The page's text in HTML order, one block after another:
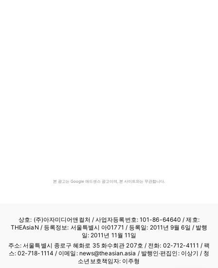
본 광고는 Google 애드센스 광고이며, 본 사이트와는 무관합니다.
상호: (주)아자미디어앤컬처 /사업자등록번호: 101-86-64640 / 제호:
THEAsiaN / 등록정보: 서울특별시 아01771 / 등록일: 2011년 9월 6일 / 발행
일: 2011년 11월 11일
주소: 서울특별시 종로구 혜화로 35 화수회관 207호 / 전화: 02-712-4111 / 팩
스: 02-718-1114 / 이메일: news@theasian.asia / 발행인·편집인: 이상기 / 청
소년보호책임자: 이주형